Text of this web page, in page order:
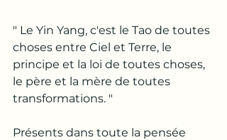
" Le Yin Yang, c'est le Tao de toutes
choses entre Ciel et Terre, le
principe et la loi de toutes choses,
le père et la mère de toutes
transformations. "
Présents dans toute la pensée